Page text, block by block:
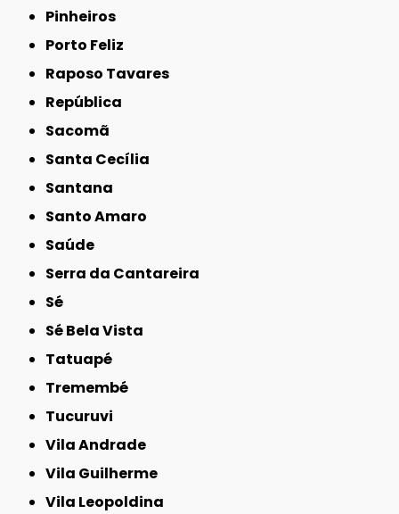
Pinheiros
Porto Feliz
Raposo Tavares
República
Sacomã
Santa Cecília
Santana
Santo Amaro
Saúde
Serra da Cantareira
Sé
Sé Bela Vista
Tatuapé
Tremembé
Tucuruvi
Vila Andrade
Vila Guilherme
Vila Leopoldina